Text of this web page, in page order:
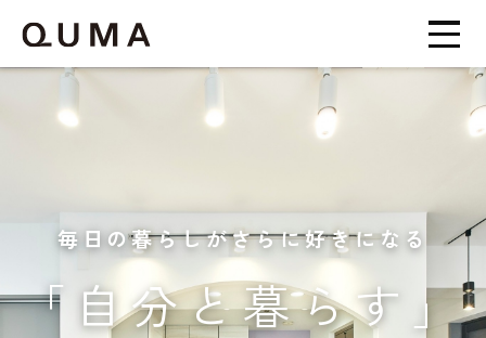
毎日の暮らしがさらに好きになる
「自分と暮らす」